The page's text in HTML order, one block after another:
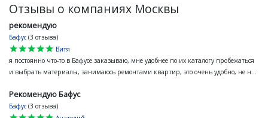
Отзывы о компаниях Москвы
рекомендую
Бафус (3 отзыва)
star
star
star
star
star
Витя
я постоянно что-то в Бафусе заказываю, мне удобнее по их каталогу пробежаться
и выбрать материалы, занимаюсь ремонтами квартир, это очень удобно, не н...
Рекомендую Бафус
Бафус (3 отзыва)